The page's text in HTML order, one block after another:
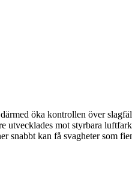
öka kontrollen över
utvecklades mot styrbara
snabbt kan få svagheter som